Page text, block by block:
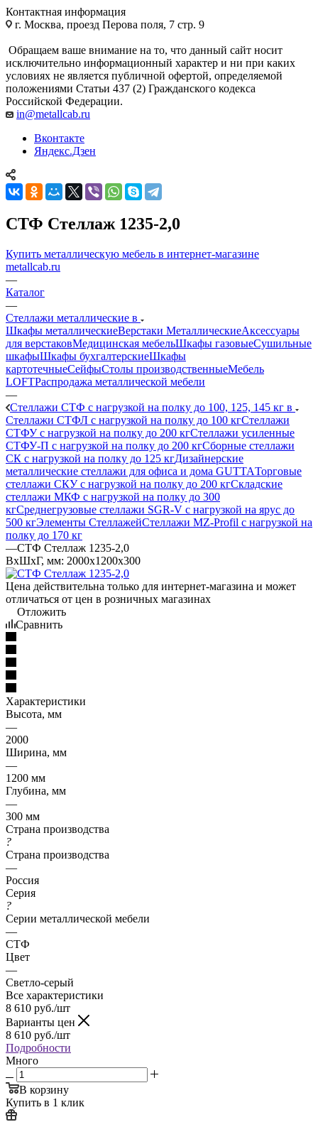
Контактная информация
г. Москва, проезд Перова поля, 7 стр. 9
Обращаем ваше внимание на то, что данный сайт носит
исключительно информационный характер и ни при каких
условиях не является публичной офертой, определяемой
положениями Статьи 437 (2) Гражданского кодекса
Российской Федерации.
in@metallcab.ru
Вконтакте
Яндекс.Дзен
СТФ Стеллаж 1235-2,0
Купить металлическую мебель в интернет-магазине
metallcab.ru
—
Каталог
—
Стеллажи металлические в
Шкафы металлическиеВерстаки МеталлическиеАксессуары
для верстаковМедицинская мебельШкафы газовыеСушильные
шкафыШкафы бухгалтерскиеШкафы
картотечныеСейфыСтолы производственныеМебель
LOFTРаспродажа металлической мебели
—
Стеллажи СТФ с нагрузкой на полку до 100, 125, 145 кг в
Стеллажи СТФЛ с нагрузкой на полку до 100 кгСтеллажи
СТФУ с нагрузкой на полку до 200 кгСтеллажи усиленные
СТФУ-П с нагрузкой на полку до 200 кгСборные стеллажи
СК с нагрузкой на полку до 125 кгДизайнерские
металлические стеллажи для офиса и дома GUTTAТорговые
стеллажи СКУ с нагрузкой на полку до 200 кгСкладские
стеллажи МКФ с нагрузкой на полку до 300
кгСреднегрузовые стеллажи SGR-V с нагрузкой на ярус до
500 кгЭлементы СтеллажейСтеллажи MZ-Profil с нагрузкой на
полку до 170 кг
—СТФ Стеллаж 1235-2,0
ВхШхГ, мм: 2000x1200x300
Цена действительна только для интернет-магазина и может
отличаться от цен в розничных магазинах
Отложить
Сравнить
Характеристики
Высота, мм
—
2000
Ширина, мм
—
1200 мм
Глубина, мм
—
300 мм
Страна производства
?
Страна производства
—
Россия
Серия
?
Серии металлической мебели
—
СТФ
Цвет
—
Светло-серый
Все характеристики
8 610 руб./шт
Варианты цен
8 610 руб./шт
Подробности
Много
В корзину
Купить в 1 клик